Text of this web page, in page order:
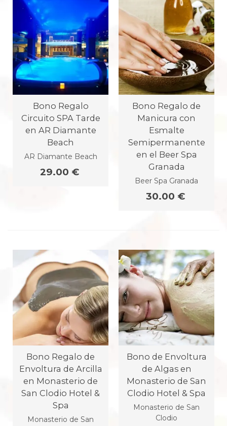
Bono Regalo
Circuito SPA Tarde
en AR Diamante
Beach
AR Diamante Beach
29.00 €
Bono Regalo de
Manicura con
Esmalte
Semipermanente
en el Beer Spa
Granada
Beer Spa Granada
30.00 €
Bono Regalo de
Envoltura de Arcilla
en Monasterio de
San Clodio Hotel &
Spa
Monasterio de San
Bono de Envoltura
de Algas en
Monasterio de San
Clodio Hotel & Spa
Monasterio de San
Clodio